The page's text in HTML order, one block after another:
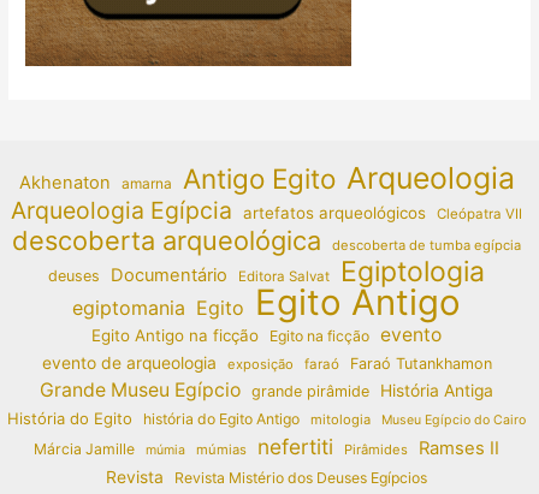
Akhenaton amarna Antigo Egito Arqueologia
Arqueologia Egípcia artefatos arqueológicos Cleópatra VII
descoberta arqueológica descoberta de tumba egípcia
deuses Documentário Editora Salvat Egiptologia
egiptomania Egito Egito Antigo
Egito Antigo na ficção Egito na ficção evento
evento de arqueologia exposição faraó Faraó Tutankhamon
Grande Museu Egípcio grande pirâmide
História Antiga
História do Egito
história do Egito Antigo mitologia Museu Egípcio do Cairo
Márcia Jamille múmia múmias nefertiti Pirâmides Ramses II
Revista
Revista Mistério dos Deuses Egípcios